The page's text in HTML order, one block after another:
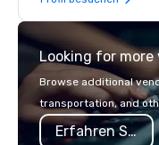
Looking for
Browse additional
transportation, and
Erfahren Sie mehr